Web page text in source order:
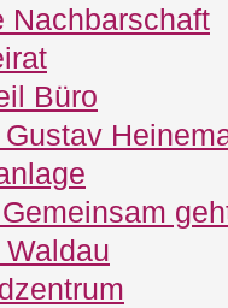
Nachbarschaft
Büro